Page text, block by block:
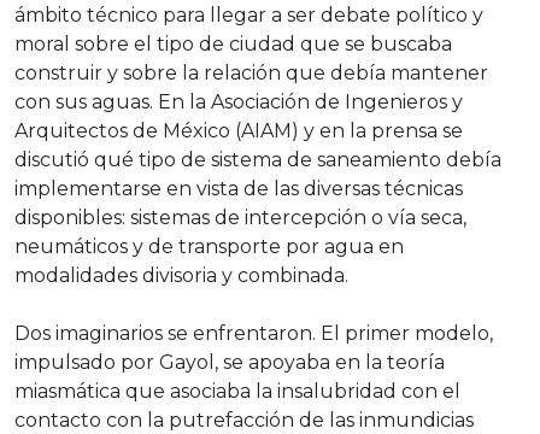
ámbito técnico para llegar a ser debate político y
moral sobre el tipo de ciudad que se buscaba
construir y sobre la relación que debía mantener
con sus aguas. En la Asociación de Ingenieros y
Arquitectos de México (AIAM) y en la prensa se
discutió qué tipo de sistema de saneamiento debía
implementarse en vista de las diversas técnicas
disponibles: sistemas de intercepción o vía seca,
neumáticos y de transporte por agua en
modalidades divisoria y combinada.
Dos imaginarios se enfrentaron. El primer modelo,
impulsado por Gayol, se apoyaba en la teoría
miasmática que asociaba la insalubridad con el
contacto con la putrefacción de las inmundicias